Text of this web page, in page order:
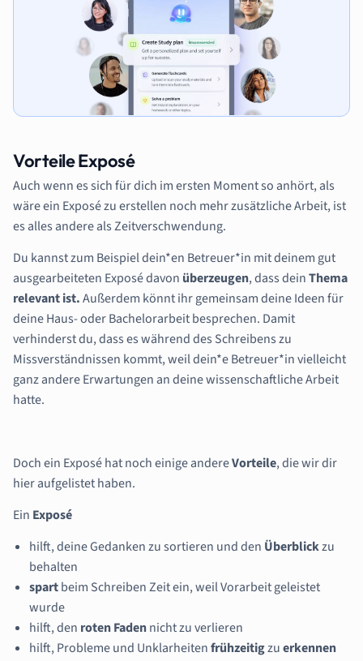
Vorteile Exposé
Auch wenn es sich für dich im ersten Moment so anhört, als
wäre ein Exposé zu erstellen noch mehr zusätzliche Arbeit, ist
es alles andere als Zeitverschwendung.
Du kannst zum Beispiel dein*en Betreuer*in mit deinem gut
ausgearbeiteten Exposé davon überzeugen, dass deinThema
relevant ist.Außerdem könnt ihr gemeinsam deine Ideen für
deine Haus- oder Bachelorarbeit besprechen. Damit
verhinderst du, dass es während des Schreibens zu
Missverständnissen kommt, weil dein*e Betreuer*in vielleicht
ganz andere Erwartungen an deine wissenschaftliche Arbeit
hatte.
Doch ein Exposé hat noch einige andereVorteile, die wir dir
hier aufgelistet haben.
Ein Exposé
hilft, deine Gedanken zu sortieren und den Überblickzu
behalten
spartbeim Schreiben Zeit ein, weil Vorarbeit geleistet
wurde
hilft, den rotenFadennicht zu verlieren
hilft, Probleme und Unklarheitenfrühzeitigzuerkennen